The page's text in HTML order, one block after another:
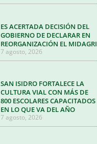
ES ACERTADA DECISIÓN DEL
GOBIERNO DE DECLARAR EN
REORGANIZACIÓN EL MIDAGRI
7 agosto, 2026
SAN ISIDRO FORTALECE LA
CULTURA VIAL CON MÁS DE
800 ESCOLARES CAPACITADOS
EN LO QUE VA DEL AÑO
7 agosto, 2026